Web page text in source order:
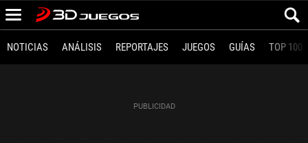
NOTICIAS ANÁLISIS REPORTAJES JUEGOS GUÍAS TOP 100